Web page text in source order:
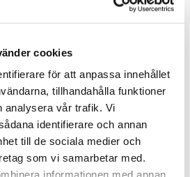
cookies
för att anpassa innehållet
tillhandahålla funktioner
analysera vår trafik. Vi
identifierare och annan
till de sociala medier och
som vi samarbetar med.
informationen med annan